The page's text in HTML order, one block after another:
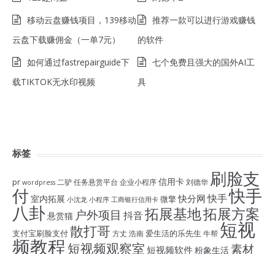
移动云盘赚钱项目，139移动
云盘下载赚佣金（一单7元）
推荐一款可以进行游戏赚钱
的软件
如何通过fastrepairguide下
载TIKTOK无水印视频
七个免费且强大的国外AI工
具
标签
pr wordpress 二驴任务悬赏平台 企业小程序信用卡刘德华 刷脸支
付 室内拓展 小沈龙 小程序 工商银行信用卡 微擎快分网 快手快手
八卦悬赏猫 户外项目 抖音拓展基地拓展方案
支付宝刷脸支付散打哥 方丈 浩南爱生活的乐先生 牛帮 短视
频教程 短视频观察室 短视频软件粉象生活素材